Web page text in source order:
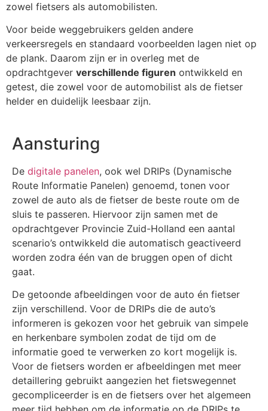
zowel fietsers als automobilisten.
Voor beide weggebruikers gelden andere
verkeersregels en standaard voorbeelden lagen niet op
de plank. Daarom zijn er in overleg met de
opdrachtgever verschillende figuren ontwikkeld en
getest, die zowel voor de automobilist als de fietser
helder en duidelijk leesbaar zijn.
Aansturing
De digitale panelen, ook wel DRIPs (Dynamische
Route Informatie Panelen) genoemd, tonen voor
zowel de auto als de fietser de beste route om de
sluis te passeren. Hiervoor zijn samen met de
opdrachtgever Provincie Zuid-Holland een aantal
scenario’s ontwikkeld die automatisch geactiveerd
worden zodra één van de bruggen open of dicht
gaat.
De getoonde afbeeldingen voor de auto én fietser
zijn verschillend. Voor de DRIPs die de auto’s
informeren is gekozen voor het gebruik van simpele
en herkenbare symbolen zodat de tijd om de
informatie goed te verwerken zo kort mogelijk is.
Voor de fietsers worden er afbeeldingen met meer
detaillering gebruikt aangezien het fietswegennet
gecompliceerder is en de fietsers over het algemeen